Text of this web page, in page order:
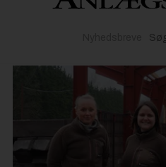
Byggeriets udvikling
Materialer og løsninger
Byggepladsen
Anlæg